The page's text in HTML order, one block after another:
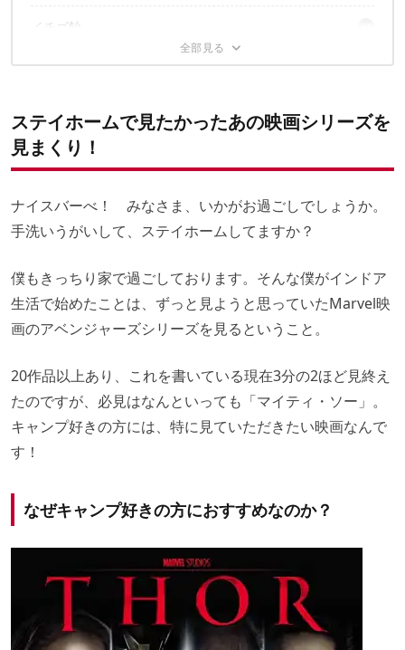
材料
イチゴ飴
材料
たけだバーベキューさんの過去連載はこちら
ステイホームで見たかったあの映画シリーズを
見まくり！
ナイスバーべ！ みなさま、いかがお過ごしでしょうか。
手洗いうがいして、ステイホームしてますか？
僕もきっちり家で過ごしております。そんな僕がインドア
生活で始めたことは、ずっと見ようと思っていたMarvel映
画のアベンジャーズシリーズを見るということ。
20作品以上あり、これを書いている現在3分の2ほど見終え
たのですが、必見はなんといっても「マイティ・ソー」。
キャンプ好きの方には、特に見ていただきたい映画なんで
す！
なぜキャンプ好きの方におすすめなのか？